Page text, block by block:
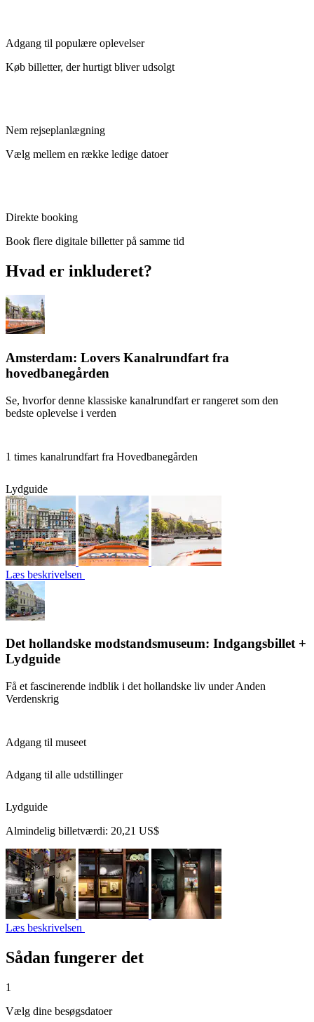
Adgang til populære oplevelser
Køb billetter, der hurtigt bliver udsolgt
Nem rejseplanlægning
Vælg mellem en række ledige datoer
Direkte booking
Book flere digitale billetter på samme tid
Hvad er inkluderet?
Amsterdam: Lovers Kanalrundfart fra
hovedbanegården
Se, hvorfor denne klassiske kanalrundfart er rangeret som den
bedste oplevelse i verden
1 times kanalrundfart fra Hovedbanegården
Lydguide
Læs beskrivelsen
Det hollandske modstandsmuseum: Indgangsbillet +
Lydguide
Få et fascinerende indblik i det hollandske liv under Anden
Verdenskrig
Adgang til museet
Adgang til alle udstillinger
Lydguide
Almindelig billetværdi: 20,21 US$
Læs beskrivelsen
Sådan fungerer det
1
Vælg dine besøgsdatoer